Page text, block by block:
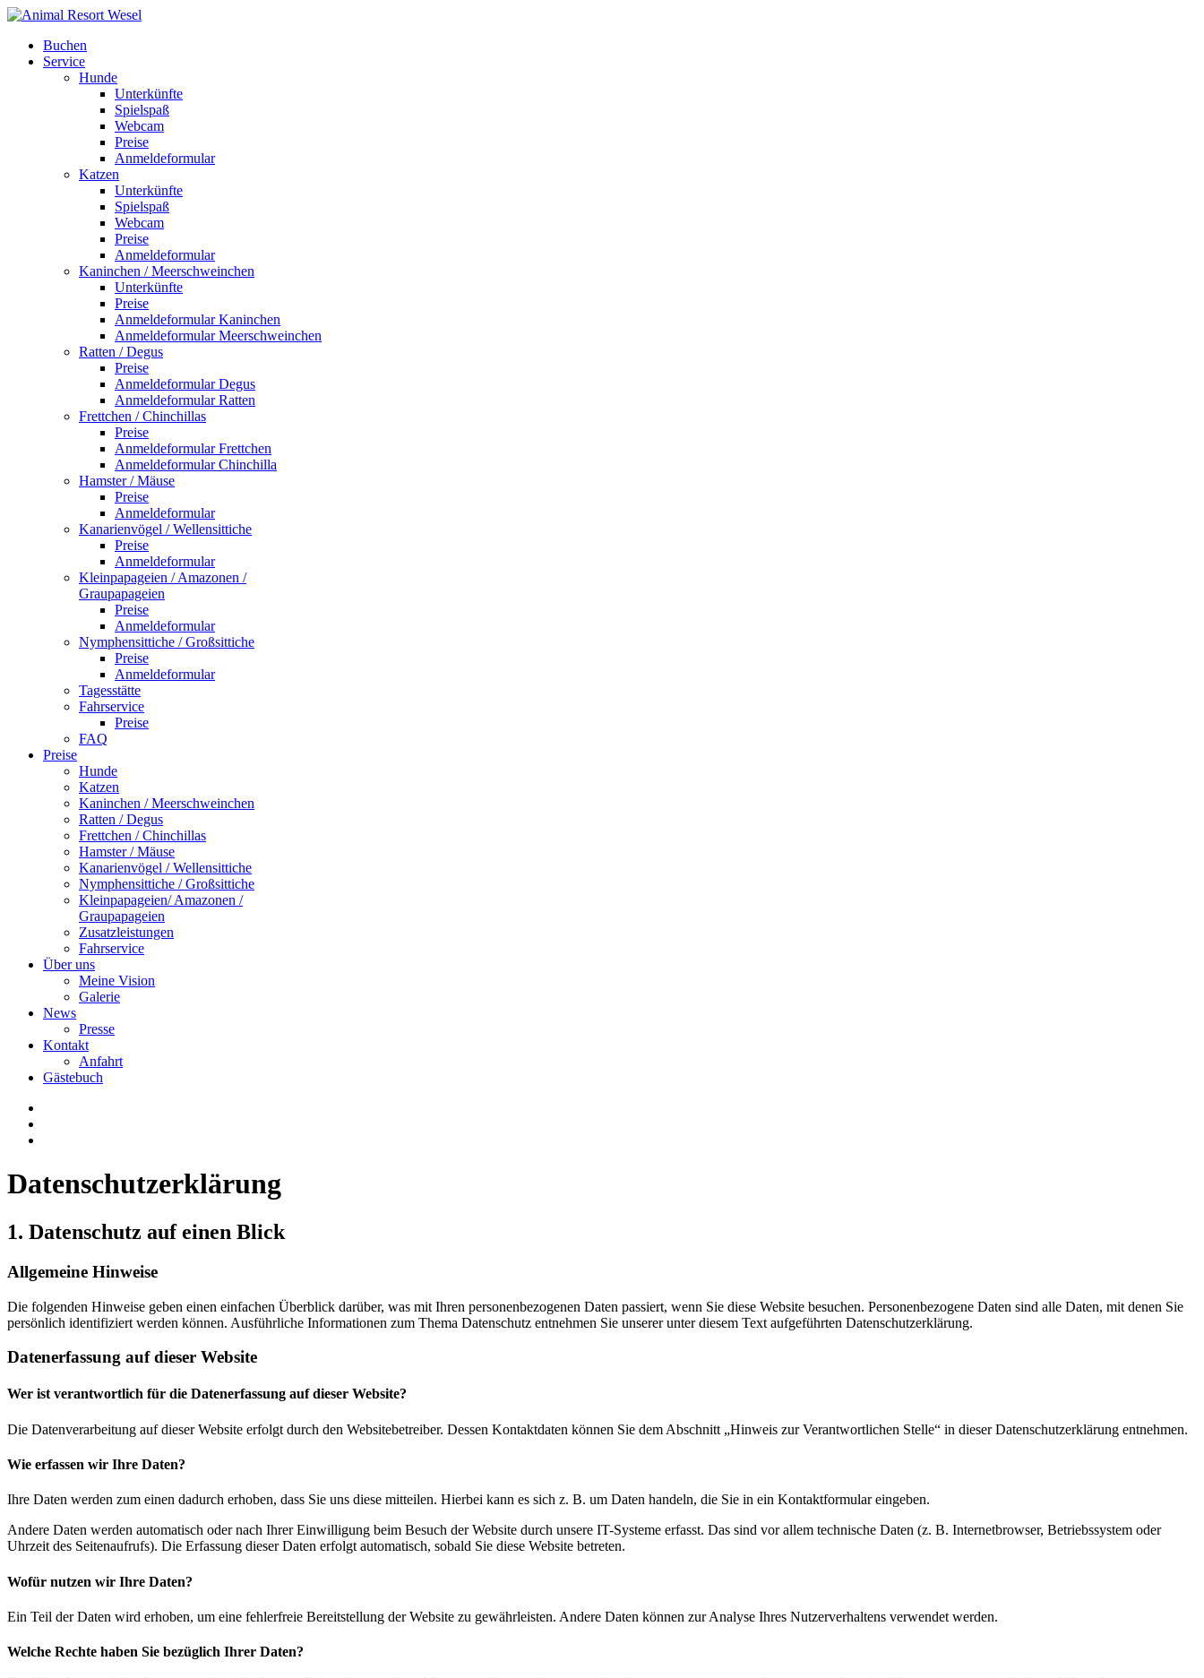
Buchen
Service
Hunde
Unterkünfte
Spielspaß
Webcam
Preise
Anmeldeformular
Katzen
Unterkünfte
Spielspaß
Webcam
Preise
Anmeldeformular
Kaninchen / Meerschweinchen
Unterkünfte
Preise
Anmeldeformular Kaninchen
Anmeldeformular Meerschweinchen
Ratten / Degus
Preise
Anmeldeformular Degus
Anmeldeformular Ratten
Frettchen / Chinchillas
Preise
Anmeldeformular Frettchen
Anmeldeformular Chinchilla
Hamster / Mäuse
Preise
Anmeldeformular
Kanarienvögel / Wellensittiche
Preise
Anmeldeformular
Kleinpapageien / Amazonen /
Graupapageien
Preise
Anmeldeformular
Nymphensittiche / Großsittiche
Preise
Anmeldeformular
Tagesstätte
Fahrservice
Preise
FAQ
Preise
Hunde
Katzen
Kaninchen / Meerschweinchen
Ratten / Degus
Frettchen / Chinchillas
Hamster / Mäuse
Kanarienvögel / Wellensittiche
Nymphensittiche / Großsittiche
Kleinpapageien/ Amazonen /
Graupapageien
Zusatzleistungen
Fahrservice
Über uns
Meine Vision
Galerie
News
Presse
Kontakt
Anfahrt
Gästebuch
Datenschutzerklärung
1. Datenschutz auf einen Blick
Allgemeine Hinweise
Die folgenden Hinweise geben einen einfachen Überblick darüber, was mit Ihren personenbezogenen Daten passiert, wenn Sie diese Website besuchen. Personenbezogene Daten sind alle Daten, mit denen Sie
persönlich identifiziert werden können. Ausführliche Informationen zum Thema Datenschutz entnehmen Sie unserer unter diesem Text aufgeführten Datenschutzerklärung.
Datenerfassung auf dieser Website
Wer ist verantwortlich für die Datenerfassung auf dieser Website?
Die Datenverarbeitung auf dieser Website erfolgt durch den Websitebetreiber. Dessen Kontaktdaten können Sie dem Abschnitt „Hinweis zur Verantwortlichen Stelle“ in dieser Datenschutzerklärung entnehmen.
Wie erfassen wir Ihre Daten?
Ihre Daten werden zum einen dadurch erhoben, dass Sie uns diese mitteilen. Hierbei kann es sich z. B. um Daten handeln, die Sie in ein Kontaktformular eingeben.
Andere Daten werden automatisch oder nach Ihrer Einwilligung beim Besuch der Website durch unsere IT-Systeme erfasst. Das sind vor allem technische Daten (z. B. Internetbrowser, Betriebssystem oder
Uhrzeit des Seitenaufrufs). Die Erfassung dieser Daten erfolgt automatisch, sobald Sie diese Website betreten.
Wofür nutzen wir Ihre Daten?
Ein Teil der Daten wird erhoben, um eine fehlerfreie Bereitstellung der Website zu gewährleisten. Andere Daten können zur Analyse Ihres Nutzerverhaltens verwendet werden.
Welche Rechte haben Sie bezüglich Ihrer Daten?